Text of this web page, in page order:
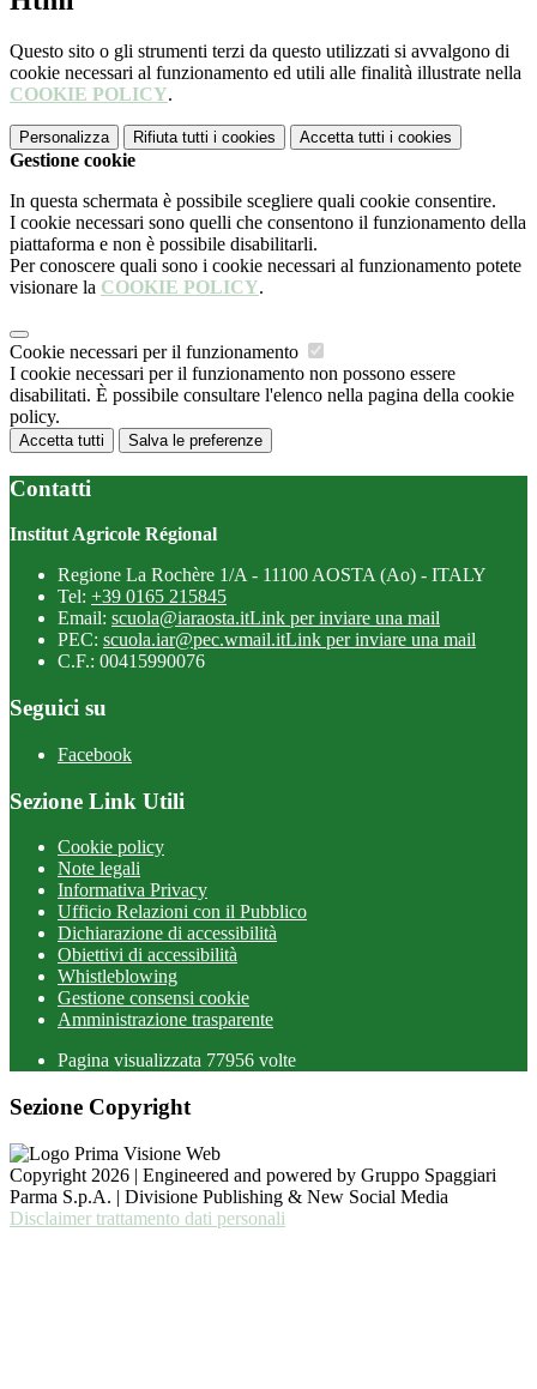
Questo sito o gli strumenti terzi da questo utilizzati si avvalgono di
cookie necessari al funzionamento ed utili alle finalità illustrate nella
COOKIE POLICY.
Personalizza Rifiuta tutti i cookies Accetta tutti i cookies
Gestione cookie
In questa schermata è possibile scegliere quali cookie consentire.
I cookie necessari sono quelli che consentono il funzionamento della
piattaforma e non è possibile disabilitarli.
Per conoscere quali sono i cookie necessari al funzionamento potete
visionare la COOKIE POLICY.
Cookie necessari per il funzionamento
I cookie necessari per il funzionamento non possono essere
disabilitati. È possibile consultare l'elenco nella pagina della cookie
policy.
Accetta tutti Salva le preferenze
Contatti
Institut Agricole Régional
Regione La Rochère 1/A - 11100 AOSTA (Ao) - ITALY
Tel: +39 0165 215845
Email: scuola@iaraosta.itLink per inviare una mail
PEC: scuola.iar@pec.wmail.itLink per inviare una mail
C.F.: 00415990076
Seguici su
Facebook
Sezione Link Utili
Cookie policy
Note legali
Informativa Privacy
Ufficio Relazioni con il Pubblico
Dichiarazione di accessibilità
Obiettivi di accessibilità
Whistleblowing
Gestione consensi cookie
Amministrazione trasparente
Pagina visualizzata 77956 volte
Sezione Copyright
Copyright 2026 | Engineered and powered by Gruppo Spaggiari
Parma S.p.A. | Divisione Publishing & New Social Media
Disclaimer trattamento dati personali